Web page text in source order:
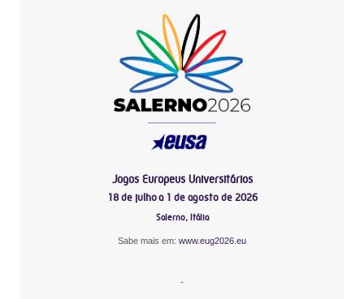
Jogos Europeus Universitários
18 de julho a 1 de agosto de 2026
Salerno, Itália
Sabe mais em: www.eug2026.eu
-